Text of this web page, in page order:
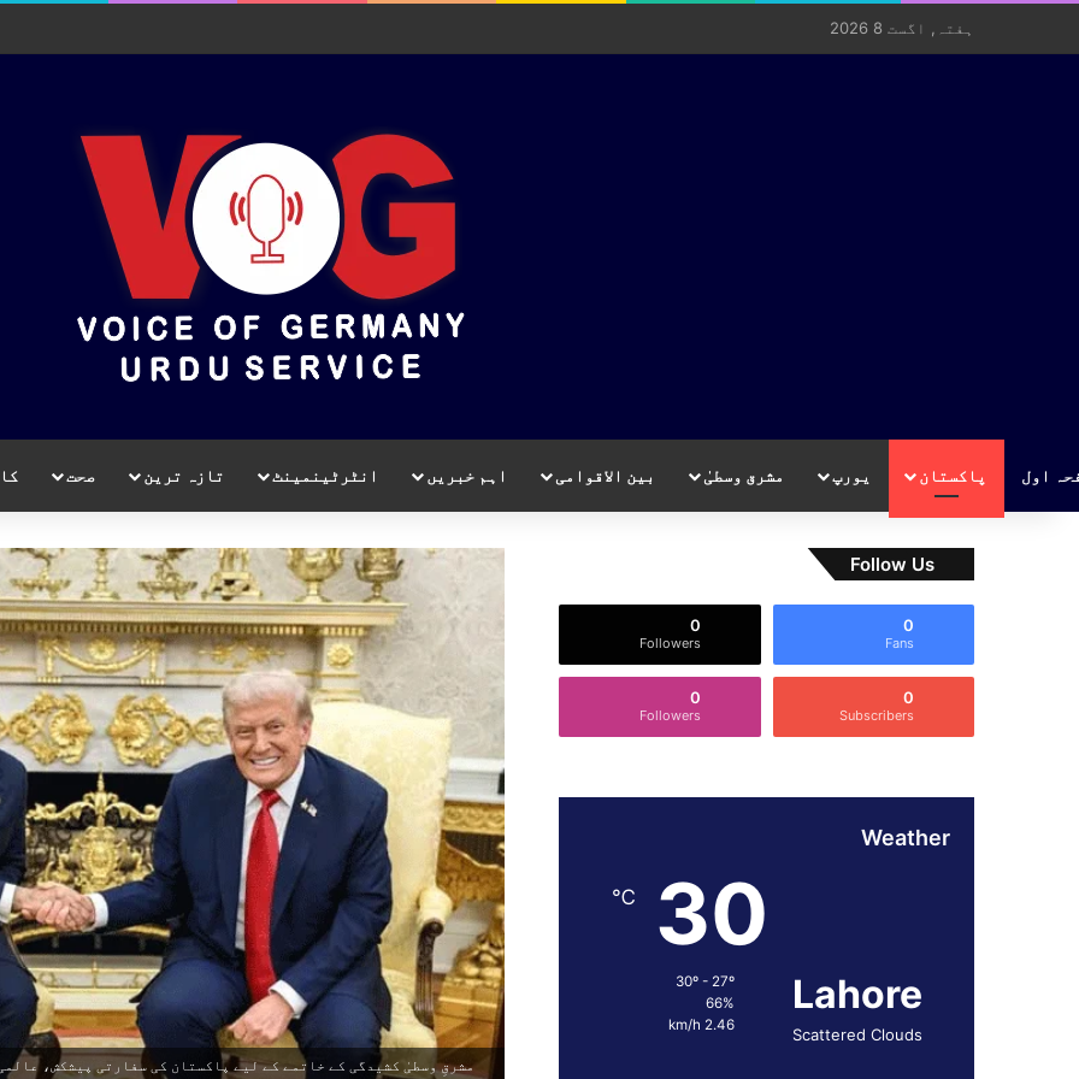
ہفتہ, اگست 8 2026
اول پاکستان یورپ مشرق وسطیٰ بین الاقوامی اہم خبریں انٹرٹینمینٹ تازہ ترین صحت
مشرقِ وسطیٰ کشیدگی کے خاتمے کے لیے پاکستان کی سفارتی پیشکش،
Follow Us
0
Fans
0
Followers
0
Subscribers
0
Followers
Weather
Lahore
Scattered Clouds
30
℃
30º - 27º
66%
2.46 km/h